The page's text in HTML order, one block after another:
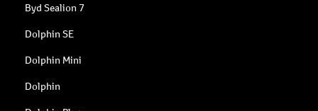
Byd Sealion 7
Dolphin SE
Dolphin Mini
Dolphin